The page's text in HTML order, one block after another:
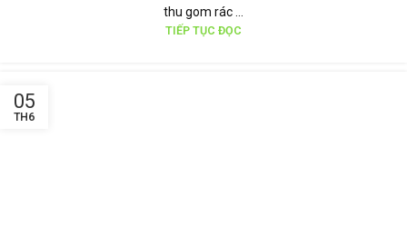
thu gom rác ...
TIẾP TỤC ĐỌC
05
TH6